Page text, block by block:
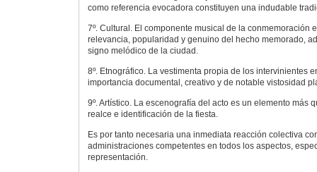
como referencia evocadora constituyen una indudable
7º. Cultural. El componente musical de la conmemoración
relevancia, popularidad y genuino del hecho memorado,
signo melódico de la ciudad.
8º. Etnográfico. La vestimenta propia de los intervinientes
importancia documental, creativo y de notable vistosidad
9º. Artístico. La escenografía del acto es un elemento más
realce e identificación de la fiesta.
Es por tanto necesaria una inmediata reacción colectiva
administraciones competentes en todos los aspectos,
representación.